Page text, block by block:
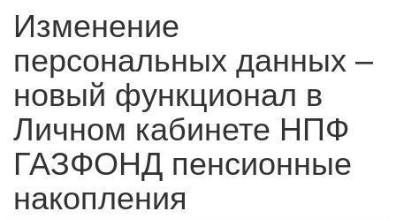
Изменение
персональных данных –
новый функционал в
Личном кабинете НПФ
ГАЗФОНД пенсионные
накопления